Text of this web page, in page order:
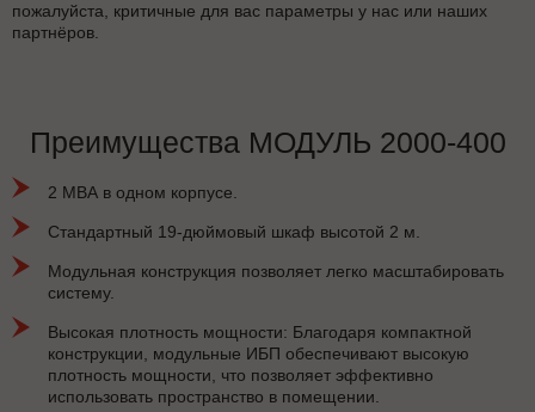
пожалуйста, критичные для вас параметры у нас или наших
партнёров.
Преимущества МОДУЛЬ 2000-400
2 МВА в одном корпусе.
Стандартный 19-дюймовый шкаф высотой 2 м.
Модульная конструкция позволяет легко масштабировать
систему.
Высокая плотность мощности: Благодаря компактной
конструкции, модульные ИБП обеспечивают высокую
плотность мощности, что позволяет эффективно
использовать пространство в помещении.